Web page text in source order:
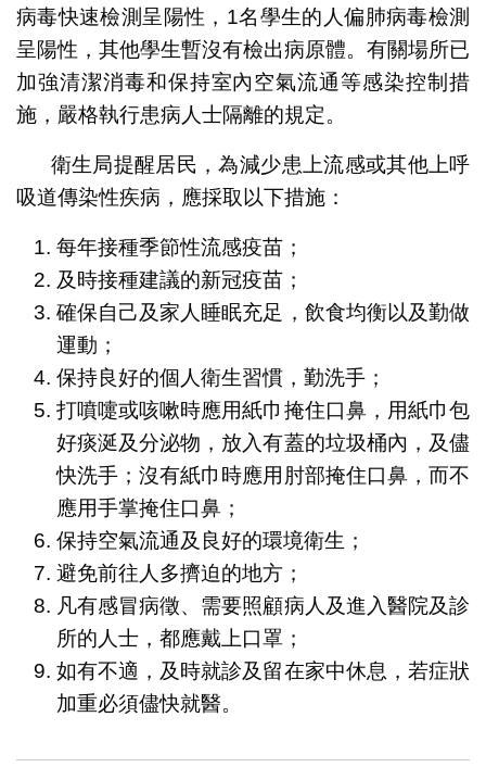
病毒快速檢測呈陽性，1名學生的人偏肺病毒檢測
呈陽性，其他學生暫沒有檢出病原體。有關場所已
加強清潔消毒和保持室內空氣流通等感染控制措
施，嚴格執行患病人士隔離的規定。
衛生局提醒居民，為減少患上流感或其他上呼
吸道傳染性疾病，應採取以下措施：
每年接種季節性流感疫苗；
及時接種建議的新冠疫苗；
確保自己及家人睡眠充足，飲食均衡以及勤做
運動；
保持良好的個人衛生習慣，勤洗手；
打噴嚏或咳嗽時應用紙巾掩住口鼻，用紙巾包
好痰涎及分泌物，放入有蓋的垃圾桶內，及儘
快洗手；沒有紙巾時應用肘部掩住口鼻，而不
應用手掌掩住口鼻；
保持空氣流通及良好的環境衛生；
避免前往人多擠迫的地方；
凡有感冒病徵、需要照顧病人及進入醫院及診
所的人士，都應戴上口罩；
如有不適，及時就診及留在家中休息，若症狀
加重必須儘快就醫。